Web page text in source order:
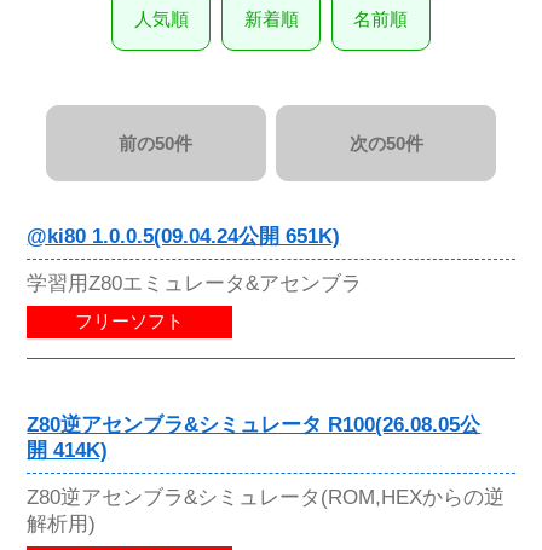
人気順 新着順 名前順
前の50件 次の50件
@ki80 1.0.0.5(09.04.24公開 651K)
学習用Z80エミュレータ&アセンブラ
フリーソフト
Z80逆アセンブラ&シミュレータ R100(26.08.05公
開 414K)
Z80逆アセンブラ&シミュレータ(ROM,HEXからの逆
解析用)